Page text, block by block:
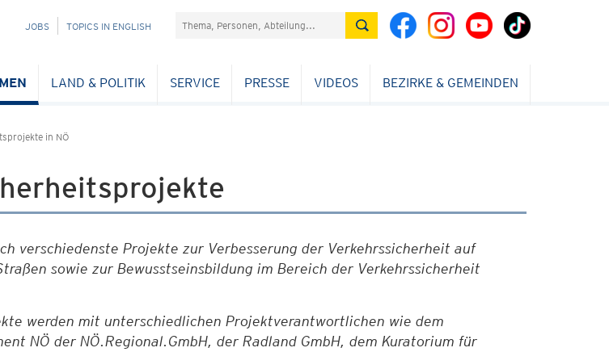
JOBS TOPICS IN ENGLISH Suchefeld
LAND & POLITIK SERVICE PRESSE VIDEOS BEZIRKE & GEMEINDEN
in NÖ
verschiedenste Projekte zur Verbesserung der Verkehrssicherheit auf
sowie zur Bewusstseinsbildung im Bereich der Verkehrssicherheit
werden mit unterschiedlichen Projektverantwortlichen wie dem
NÖ derNÖ.Regional.GmbH, der Radland GmbH, dem Kuratorium für